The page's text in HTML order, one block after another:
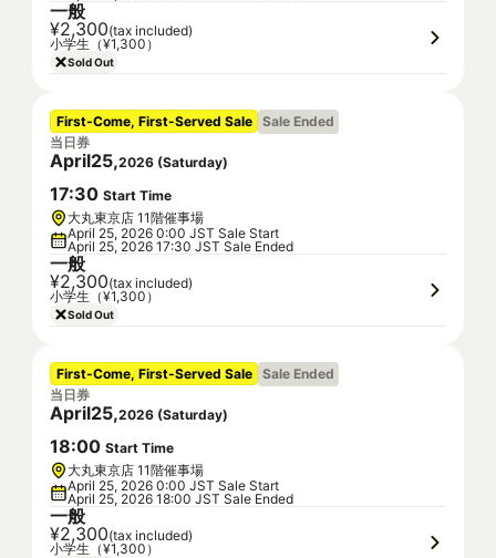
一般
¥2,300(tax included)
小学生（¥1,300）
Sold Out
First-Come, First-Served Sale Sale Ended
当日券
April25,2026 (Saturday)
17:30 Start Time
大丸東京店 11階催事場
April 25, 2026 0:00 JST Sale Start
April 25, 2026 17:30 JST Sale Ended
一般
¥2,300(tax included)
小学生（¥1,300）
Sold Out
First-Come, First-Served Sale Sale Ended
当日券
April25,2026 (Saturday)
18:00 Start Time
大丸東京店 11階催事場
April 25, 2026 0:00 JST Sale Start
April 25, 2026 18:00 JST Sale Ended
一般
¥2,300(tax included)
小学生（¥1,300）